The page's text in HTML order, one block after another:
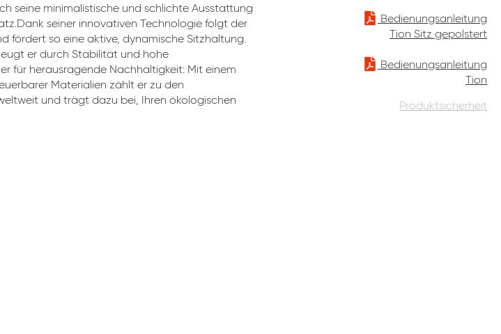
seine minimalistische und schlichte Ausstattung
seiner innovativen Technologie folgt der
fördert so eine aktive, dynamische Sitzhaltung.
er durch Stabilität und hohe
für herausragende Nachhaltigkeit: Mit einem
Materialien zählt er zu den
und trägt dazu bei, Ihren ökologischen
Bedienungsanleitung
Tion Sitz gepolstert
Bedienungsanleitung
Tion
Produktsicherheit